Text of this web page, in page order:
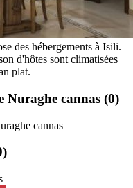
des hébergements à Isili.
d'hôtes sont climatisées
plat.
Nuraghe cannas (0)
cannas